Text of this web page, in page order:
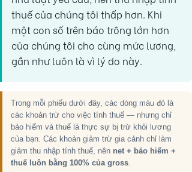
thuế của chúng tôi thấp hơn. Khi
một con số trên báo trông lớn hơn
của chúng tôi cho cùng mức lương,
gần như luôn là vì lý do này.
Trong mỗi phiếu dưới đây, các dòng màu đỏ là
các khoản trừ cho việc tính thuế — nhưng chỉ
bảo hiểm và thuế là thực sự bị trừ khỏi lương
của bạn. Các khoản giảm trừ gia cảnh chỉ làm
giảm thu nhập tính thuế, nên net + bảo hiểm +
thuế luôn bằng 100% của gross.